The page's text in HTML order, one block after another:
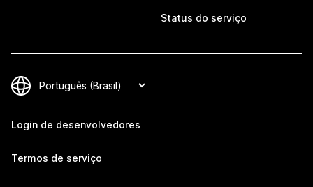
Status do serviço
Login de desenvolvedores
Termos de serviço